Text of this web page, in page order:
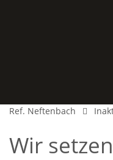
Ref. Neftenbach
Wir